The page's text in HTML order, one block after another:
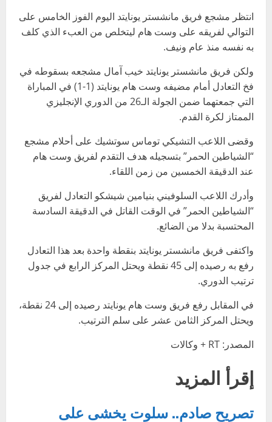
انتظر مشجع فريق مانشستر يونايتد اليوم الفوز الخامس على
التوالي لفريقه على وست هام ليتخلص من العبء الذي كلف
به نفسه منذ عام ونيف.
ولكن فريق مانشستر يونايتد خيب آمال مشجعه بسقوطه في
فخ التعادل أمام مضيفه وست هام يونايتد (1-1) في المباراة
التي جمعتهما ضمن الجولة الـ26 من الدوري الإنجليزي
الممتاز لكرة القدم.
وقضى اللاعب التشيكي توماس سوتشيك على أحلام مشجع
“الشياطين الحمر” بتسجيله هدف التقدم لفريق وست هام
عند الدقيقة الخمسين من زمن اللقاء.
وأدرك اللاعب السلوفيني بنيامين شيشكو التعادل لفريق
“الشياطين الحمر” في الوقت القاتل في الدقيقة السادسة
المحتسبة بدلا من الضائع.
واكتفى فريق مانشستر يونايتد بنقطة واحدة بعد هذا التعادل
رفع به رصيده إلى 45 نقطة ويحتل المركز الرابع في جدول
ترتيب الدوري.
في المقابل رفع فريق وست هام يونايتد رصيده إلى 24 نقطة،
ويحتل المركز الثامن عشر على سلم الترتيب.
المصدر: RT + وكالات
إقرأ المزيد
تصريح صادم.. سلوت يخشى على